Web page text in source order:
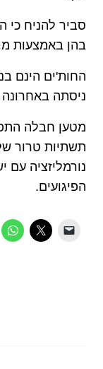
סביר להניח כי
בהן באמצעות
החות'ים הינם
ניסתה באחרונה
מטען חבלה
תשתיות טרור
נורמליזציה עם
הפיגועים.